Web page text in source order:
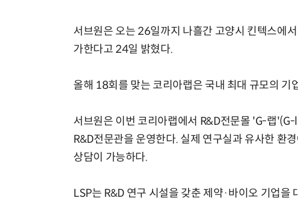
서브원은 오는 26일까지 나흘간 고양시 킨텍스에
가한다고 24일 밝혔다.
올해 18회를 맞는 코리아랩은 국내 최대 규모의
서브원은 이번 코리아랩에서 R&D전문몰 'G-랩
R&D전문관을 운영한다. 실제 연구실과 유사한 환
상담이 가능하다.
LSP는 R&D 연구 시설을 갖춘 제약·바이오 기업을